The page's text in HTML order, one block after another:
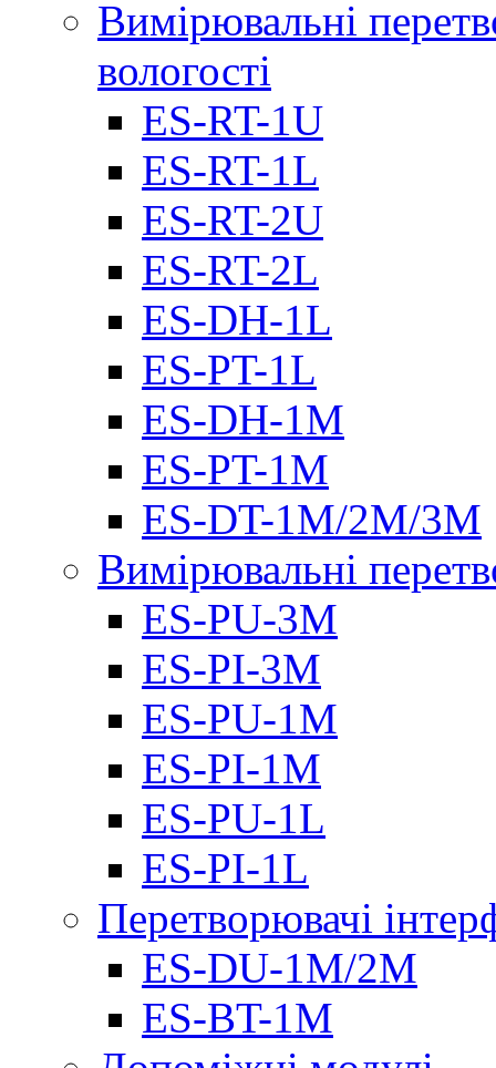
Вимірювальні
вологості
ES-RT-1U
ES-RT-1L
ES-RT-2U
ES-RT-2L
ES-DH-1L
ES-PT-1L
ES-DH-1M
ES-PT-1M
ES-DT-1M/2M/3M
Вимірювальні
ES-PU-3M
ES-PI-3M
ES-PU-1M
ES-PI-1M
ES-PU-1L
ES-PI-1L
Перетворювачі
ES-DU-1M/2M
ES-BT-1M